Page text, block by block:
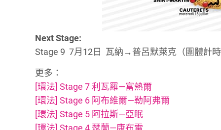
Next Stage:
Stage 9 7月12日 瓦納→普呂默萊克（團體計
更多：
[環法] Stage 7 利瓦羅—富熱爾
[環法] Stage 6 阿布維爾—勒阿弗爾
[環法] Stage 5 阿拉斯—亞眠
[環法] Stage 4 瑟蘭—康布雷